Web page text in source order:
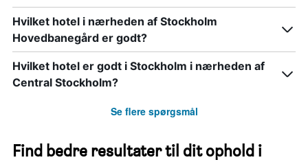
Hvilket hotel i nærheden af Stockholm
Hovedbanegård er godt?
Hvilket hotel er godt i Stockholm i nærheden af
Central Stockholm?
Se flere spørgsmål
Find bedre resultater til dit ophold i